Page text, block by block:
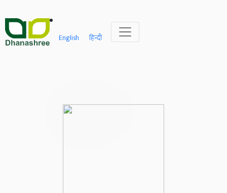
English हिन्दी